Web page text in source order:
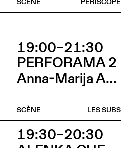
19:00–21:30
PERFORAMA 2
Anna-Marija Adomaityte & Gautier Teuscher, Marc Oosterhoff, Catol Teixeira, Ouinch Ouinch
LES SUBS
SCÈNE
19:30–20:30